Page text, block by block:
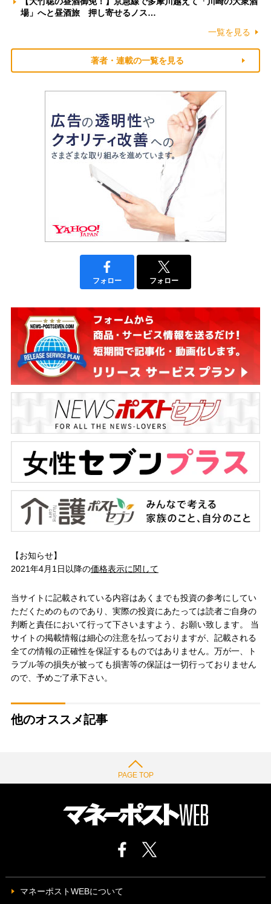
場」へと昼酒旅 押し寄せるノス…
一覧を見る
著者・連載の一覧を見る
フォロー フォロー
【お知らせ】
2021年4月1日以降の価格表示に関して
当サイトに記載されている内容はあくまでも投資の参考にしてい
ただくためのものであり、実際の投資にあたっては読者ご自身の
判断と責任において行って下さいますよう、お願い致します。 当
サイトの掲載情報は細心の注意を払っておりますが、記載される
全ての情報の正確性を保証するものではありません。万が一、ト
ラブル等の損失が被っても損害等の保証は一切行っておりません
ので、予めご了承下さい。
他のオススメ記事
PAGE TOP
マネーポストWEBについて